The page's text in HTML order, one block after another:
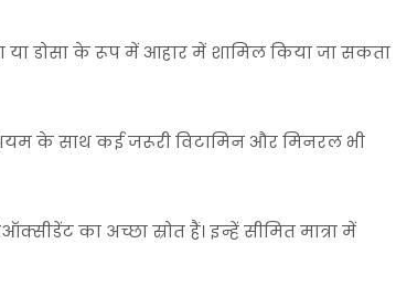
या डोसा के रूप में आहार में शामिल किया जा सकता
के साथ कई जरूरी विटामिन और मिनरल भी
का अच्छा स्रोत हैं। इन्हें सीमित मात्रा में